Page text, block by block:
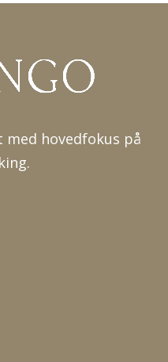
hovedfokus på